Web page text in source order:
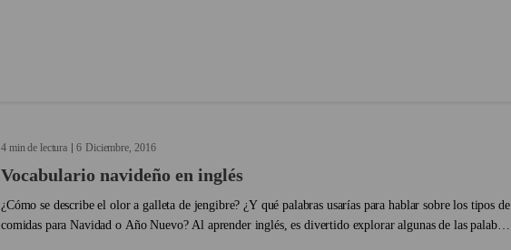
4 min de lectura 6 Diciembre 2016
Vocabulario navideño en inglés
¿Cómo se describe el olor a galleta de jengibre? ¿Y qué palabras usarías para hablar sobre los tipos de
comidas para Navidad o Año Nuevo? Al aprender inglés, es divertido explorar algunas de las palabras